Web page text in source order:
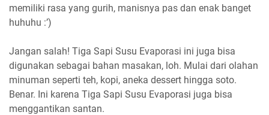
memiliki rasa yang gurih, manisnya pas dan enak banget
huhuhu :’)
Jangan salah! Tiga Sapi Susu Evaporasi ini juga bisa
digunakan sebagai bahan masakan, loh. Mulai dari olahan
minuman seperti teh, kopi, aneka dessert hingga soto.
Benar. Ini karena Tiga Sapi Susu Evaporasi juga bisa
menggantikan santan.